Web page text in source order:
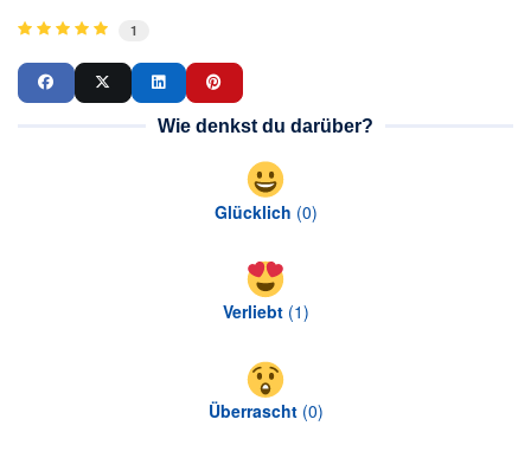
1
Wie denkst du darüber?
Glücklich (0)
Verliebt(1)
Überrascht(0)